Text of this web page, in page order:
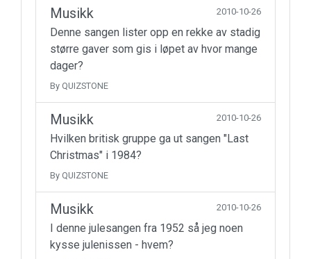
Musikk 2010-10-26
Denne sangen lister opp en rekke av stadig
større gaver som gis i løpet av hvor mange
dager?
By QUIZSTONE
Musikk 2010-10-26
Hvilken britisk gruppe ga ut sangen "Last
Christmas" i 1984?
By QUIZSTONE
Musikk 2010-10-26
I denne julesangen fra 1952 så jeg noen
kysse julenissen - hvem?